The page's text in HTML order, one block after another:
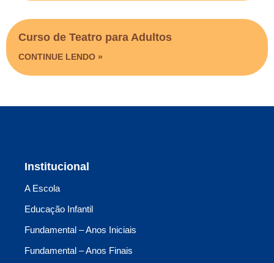
Curso de Teatro para Adultos
CONTINUE LENDO »
Institucional
A Escola
Educação Infantil
Fundamental – Anos Iniciais
Fundamental – Anos Finais